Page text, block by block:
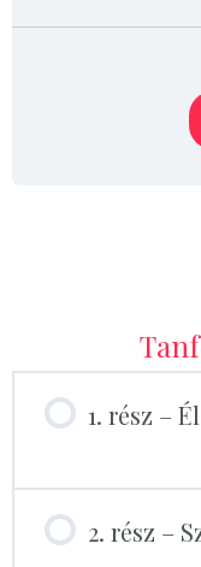
1. rész –
2. rész –